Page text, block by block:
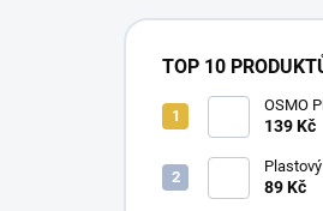
TOP 10
OSMO
ŽÍŽALA,
139 Kč
AT Feeder
89 Kč